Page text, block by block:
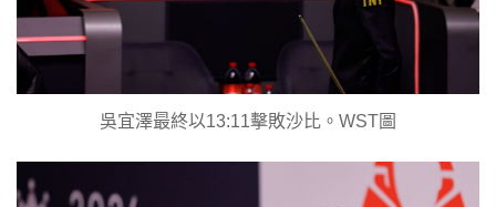
吳宜澤最終以13:11擊敗沙比。WST圖